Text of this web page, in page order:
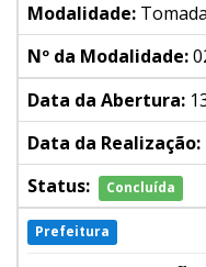
Modalidade:
Nº da Modalidade:
Data da Abertura:
Data da Realização:
Status:
Concluída
Prefeitura